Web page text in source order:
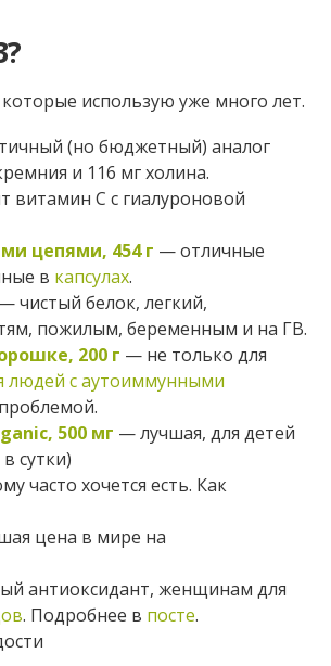
использую уже много лет.
(но бюджетный) аналог
и 116 мг холина.
витамин С с гиалуроновой
цепями, 454 г — отличные
в капсулах.
— чистый белок, легкий,
пожилым, беременным и на ГВ.
200 г — не только для
людей с аутоиммунными
500 мг — лучшая, для детей
сутки)
часто хочется есть. Как
цена в мире на
антиоксидант, женщинам для
. Подробнее в посте.